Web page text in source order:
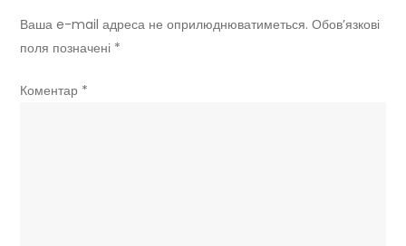
Ваша e-mail адреса не оприлюднюватиметься. Обов’язкові
поля позначені *
Коментар *